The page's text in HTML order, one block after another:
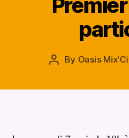
Post
By Oasis